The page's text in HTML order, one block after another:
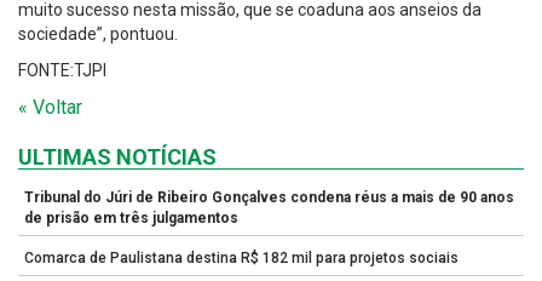
muito sucesso nesta missão, que se coaduna aos anseios da
sociedade”, pontuou.
FONTE:TJPI
« Voltar
ULTIMAS NOTÍCIAS
Tribunal do Júri de Ribeiro Gonçalves condena réus a mais de 90 anos
de prisão em três julgamentos
Comarca de Paulistana destina R$ 182 mil para projetos sociais